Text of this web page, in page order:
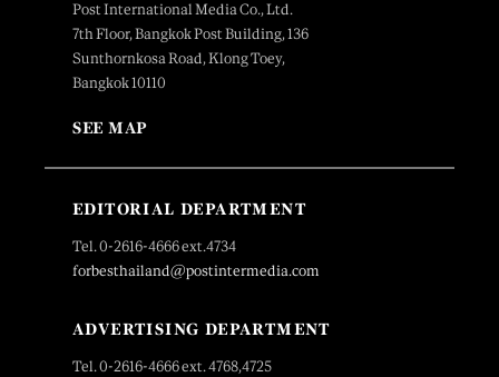
Post International Media Co., Ltd.
7th Floor, Bangkok Post Building, 136
Sunthornkosa Road, Klong Toey,
Bangkok 10110
SEE MAP
EDITORIAL DEPARTMENT
Tel. 0-2616-4666 ext.4734
forbesthailand@postintermedia.com
ADVERTISING DEPARTMENT
Tel. 0-2616-4666 ext. 4768,4725